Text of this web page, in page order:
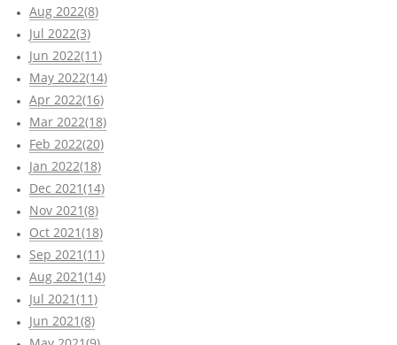
Aug 2022(8)
Jul 2022(3)
Jun 2022(11)
May 2022(14)
Apr 2022(16)
Mar 2022(18)
Feb 2022(20)
Jan 2022(18)
Dec 2021(14)
Nov 2021(8)
Oct 2021(18)
Sep 2021(11)
Aug 2021(14)
Jul 2021(11)
Jun 2021(8)